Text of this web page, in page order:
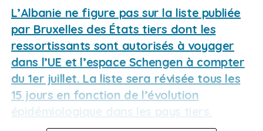
L’Albanie ne figure pas sur la liste publiée
par Bruxelles des États tiers dont les
ressortissants sont autorisés à voyager
dans l’UE et l’espace Schengen à compter
du 1er juillet. La liste sera révisée tous les
15 jours en fonction de l’évolution
épidémiologique dans les pays tiers.